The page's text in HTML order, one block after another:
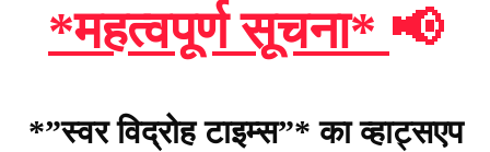
*महत्वपूर्ण सूचना* 📢
*”स्वर विद्रोह टाइम्स”* का व्हाट्सएप